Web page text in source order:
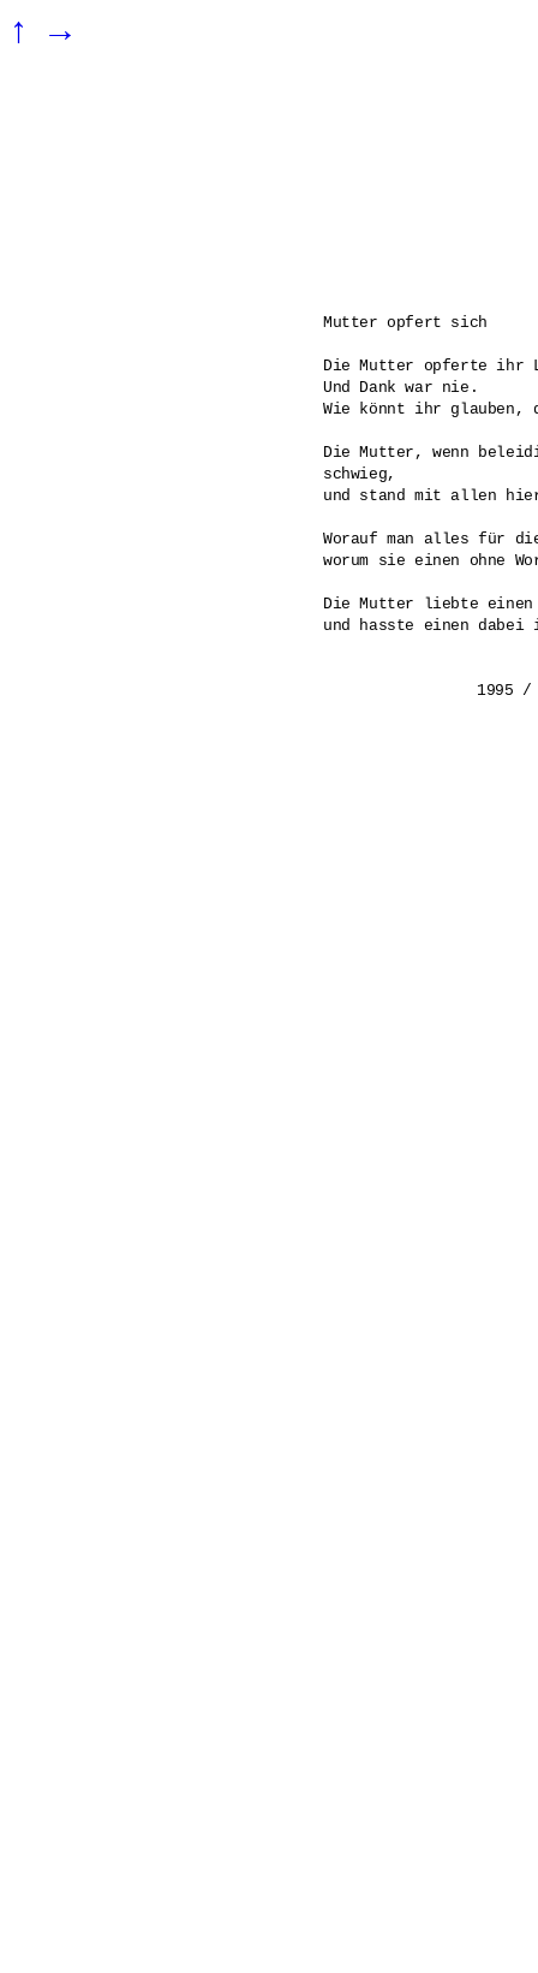
↑ →
Mutter opfert sich
Die Mutter opferte ihr
Und Dank war nie.
Wie könnt ihr glauben,
Die Mutter, wenn
schwieg,
und stand mit allen
Worauf man alles für
worum sie einen ohne
Die Mutter liebte
und hasste einen dabei